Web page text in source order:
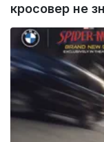
кросовер не